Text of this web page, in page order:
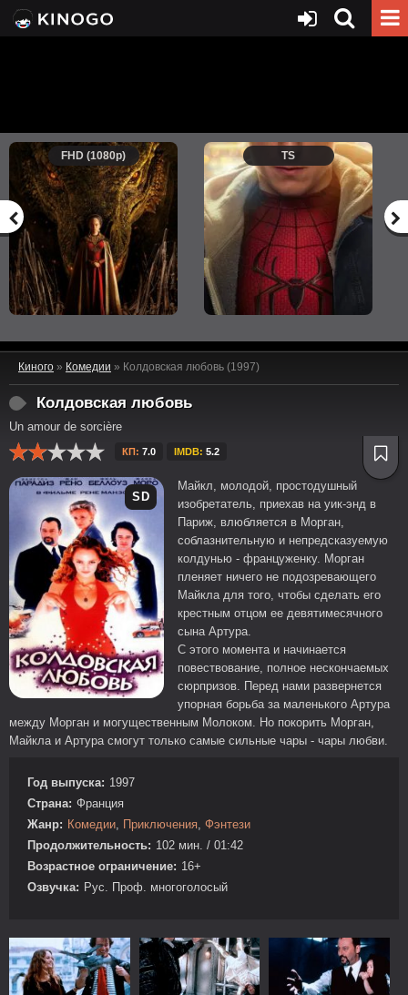
FHD (1080p) TS
Киного » Комедии » Колдовская любовь (1997)
Колдовская любовь
Un amour de sorcière
КП: 7.0 IMDB: 5.2
SD
Майкл, молодой, простодушный
изобретатель, приехав на уик-энд в
Париж, влюбляется в Морган,
соблазнительную и непредсказуемую
колдунью - француженку. Морган
пленяет ничего не подозревающего
Майкла для того, чтобы сделать его
крестным отцом ее девятимесячного
сына Артура.
С этого момента и начинается
повествование, полное нескончаемых
сюрпризов. Перед нами развернется
упорная борьба за маленького Артура
между Морган и могущественным Молоком. Но покорить Морган,
Майкла и Артура смогут только самые сильные чары - чары любви.
Год выпуска: 1997
Страна: Франция
Жанр: Комедии, Приключения, Фэнтези
Продолжительность: 102 мин. / 01:42
Возрастное ограничение: 16+
Озвучка: Рус. Проф. многоголосый